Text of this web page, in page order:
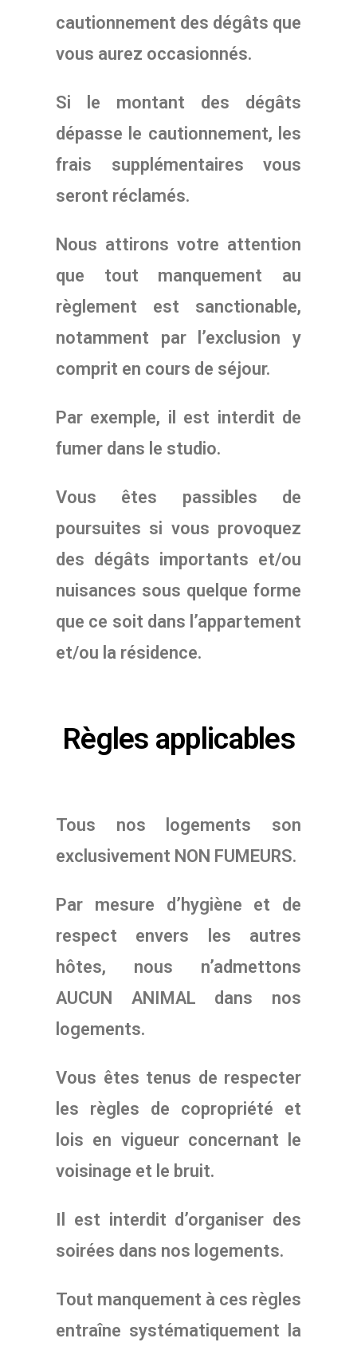
cautionnement des dégâts que
vous aurez occasionnés.
Si le montant des dégâts
dépasse le cautionnement, les
frais supplémentaires vous
seront réclamés.
Nous attirons votre attention
que tout manquement au
règlement est sanctionable,
notamment par l’exclusion y
comprit en cours de séjour.
Par exemple, il est interdit de
fumer dans le studio.
Vous êtes passibles de
poursuites si vous provoquez
des dégâts importants et/ou
nuisances sous quelque forme
que ce soit dans l’appartement
et/ou la résidence.
Règles applicables
Tous nos logements son
exclusivement NON FUMEURS.
Par mesure d’hygiène et de
respect envers les autres
hôtes, nous n’admettons
AUCUN ANIMAL dans nos
logements.
Vous êtes tenus de respecter
les règles de copropriété et
lois en vigueur concernant le
voisinage et le bruit.
Il est interdit d’organiser des
soirées dans nos logements.
Tout manquement à ces règles
entraîne systématiquement la